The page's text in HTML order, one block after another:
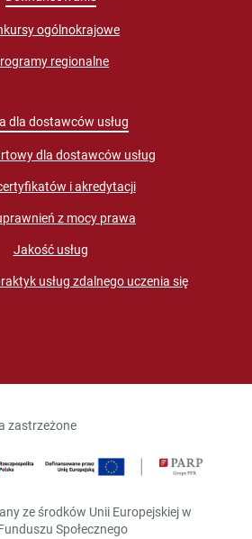
ogólnokrajowe
regionalne
dla dostawców usług
dla dostawców usług
i akredytacji
z mocy prawa
Jakość usług
usług zdalnego uczenia się
zastrzeżone
ze środków Unii Europejskiej w
Społecznego